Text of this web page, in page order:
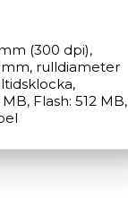
(300 dpi),
mm, rulldiameter
Flash: 512 MB,